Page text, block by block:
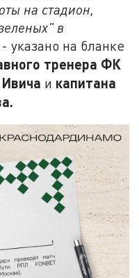
на стадион,
в
- указано на бланке
тренера ФК
и капитана